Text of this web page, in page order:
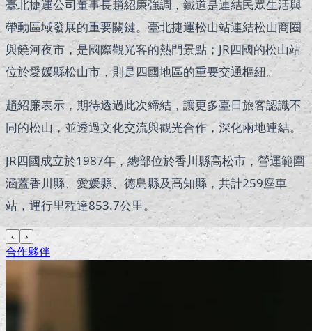
臺北捷運公司董事長趙紹廉強調，鐵道是連結民眾生活與
帶動區域發展的重要關鍵。臺北捷運松山站連結松山商圈
與饒河夜市，是國際觀光客的熱門景點；JR四國的松山站
位於愛媛縣松山市，則是四國地區的重要交通樞紐。
趙紹廉表示，期待透過此次締結，讓更多臺日旅客認識不
同的松山，並透過文化交流與觀光合作，深化兩地連結。
JR四國成立於1987年，總部位於香川縣高松市，營運範圍
涵蓋香川縣、愛媛縣、德島縣及高知縣，共計259座車
站，運行里程達853.7公里。
‹ ›
合作夥伴